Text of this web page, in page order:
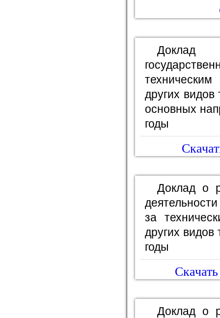
Доклад
других видов
основных
годы
Доклад о
за
других видов
годы
Доклад о